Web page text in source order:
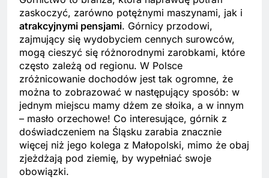
zaskoczyć, zarówno potężnymi maszynami, jak i
atrakcyjnymi pensjami. Górnicy przodowi,
zajmujący się wydobyciem cennych surowców,
mogą cieszyć się różnorodnymi zarobkami, które
często zależą od regionu. W Polsce
zróżnicowanie dochodów jest tak ogromne, że
można to zobrazować w następujący sposób: w
jednym miejscu mamy dżem ze słoika, a w innym
– masło orzechowe! Co interesujące, górnik z
doświadczeniem na Śląsku zarabia znacznie
więcej niż jego kolega z Małopolski, mimo że obaj
zjeżdżają pod ziemię, by wypełniać swoje
obowiązki.